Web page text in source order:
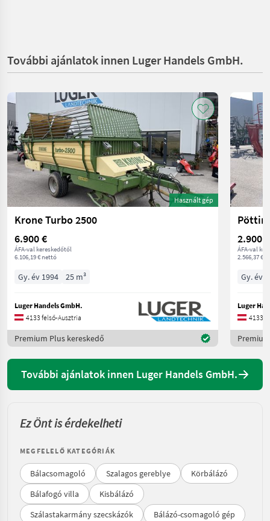
További ajánlatok innen Luger Handels GmbH.
Használt gép
Krone Turbo 2500
6.900 €
ÁFA-val kereskedőtől
6.106,19 € nettó
Gy. év 1994 25 m³
Luger Handels GmbH.
4133 felső-Ausztria
Premium Plus kereskedő
2.900 €
ÁFA-val
2.566,37 €
Gy. év
Luger
4133
További ajánlatok innen Luger Handels GmbH.
Ez Önt is érdekelheti
MEGFELELŐ KATEGÓRIÁK
Bálacsomagoló Szalagos gereblye
Körbálázó
Bálafogó villa
Kisbálázó
Szálastakarmány szecskázók
Bálázó-csomagoló gép